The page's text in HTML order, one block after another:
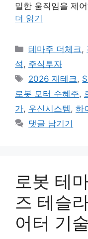
밀한 움직임을 제
더 읽기
카
테
고
리
테마주 더체크 ,
석 , 주식투자
태
그
2026 재테크 ,
로봇 모터 수혜주,
가, 우신시스템 , 하
댓글 남기기
로봇 테
즈 테슬
어터 기